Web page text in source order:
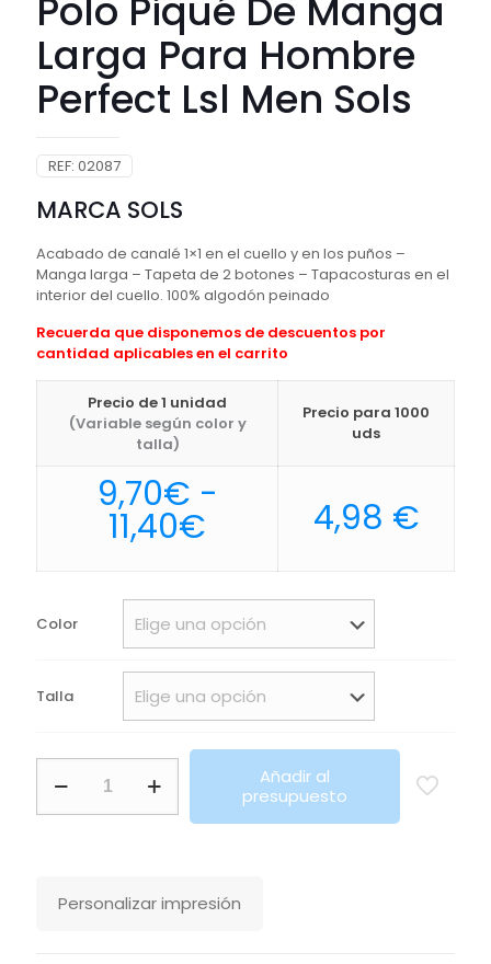
Polo Piqué De Manga
Larga Para Hombre
Perfect Lsl Men Sols
REF: 02087
MARCA SOLS
Acabado de canalé 1×1 en el cuello y en los puños –
Manga larga – Tapeta de 2 botones – Tapacosturas en el
interior del cuello. 100% algodón peinado
Recuerda que disponemos de descuentos por
cantidad aplicables en el carrito
Precio de 1 unidad
(Variable según color y
talla)
Precio para 1000
uds
9,70€ -
11,40€
precios:
desde
9,70€
hasta
11,40€
4,98 €
Color
Talla
Piqué
De
Perfect
Añadir al
presupuesto
Personalizar impresión